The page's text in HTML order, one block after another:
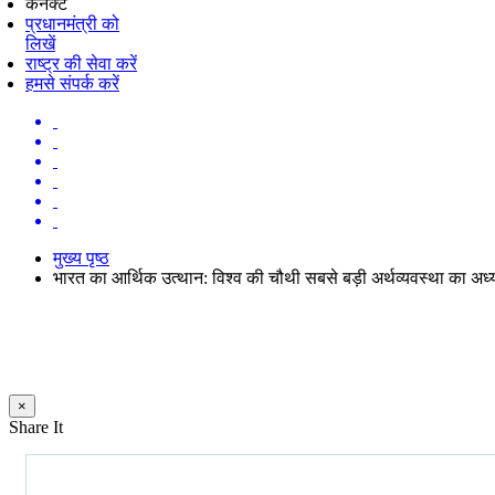
कनेक्ट
प्रधानमंत्री को
लिखें
राष्ट्र की सेवा करें
हमसे संपर्क करें
मुख्य पृष्ठ
भारत का आर्थिक उत्थान: विश्व की चौथी सबसे बड़ी अर्थव्यवस्था का
×
Share It